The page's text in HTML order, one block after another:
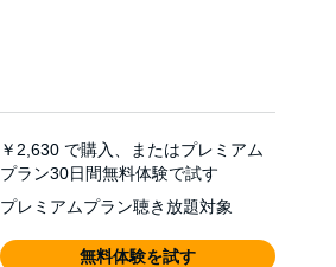
￥2,630 で購入、またはプレミアム
プラン30日間無料体験で試す
プレミアムプラン聴き放題対象
無料体験を試す